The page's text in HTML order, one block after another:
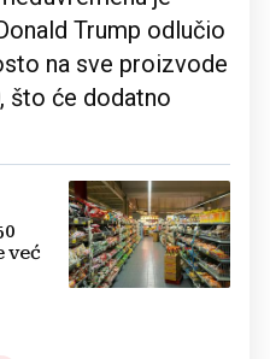
Trump odlučio
na sve proizvode
što će dodatno
već